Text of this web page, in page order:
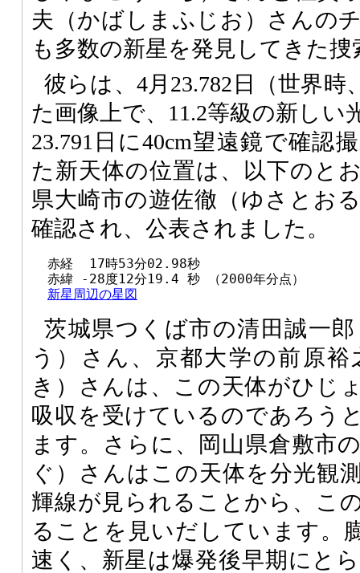
夫（かばしまふじお）さんの
も多数の新星を発見してきた捜
彼らは、4月23.782日（世界時
た画像上で、11.2等級の新しい
23.791日に40cm望遠鏡で確認
た新天体の位置は、以下のと
県大崎市の遊佐徹（ゆさとお
確認され、公表されました。
  赤経  17時53分02.98秒
  赤緯 -28度12分19.4 秒 （2000年分点）
新星周辺の星図
茨城県つくば市の清田誠一
う）さん、京都大学の前原
き）さんは、この天体がひじ
吸収を受けているのであろう
ます。さらに、岡山県倉敷市
ぐ）さんはこの天体を分光観
輝線が見られることから、こ
ることを見いだしています。
速く、新星は爆発後早期にと